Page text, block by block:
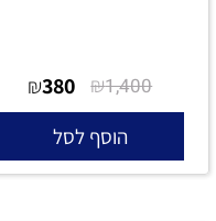
₪1,400
₪380
הוסף לסל